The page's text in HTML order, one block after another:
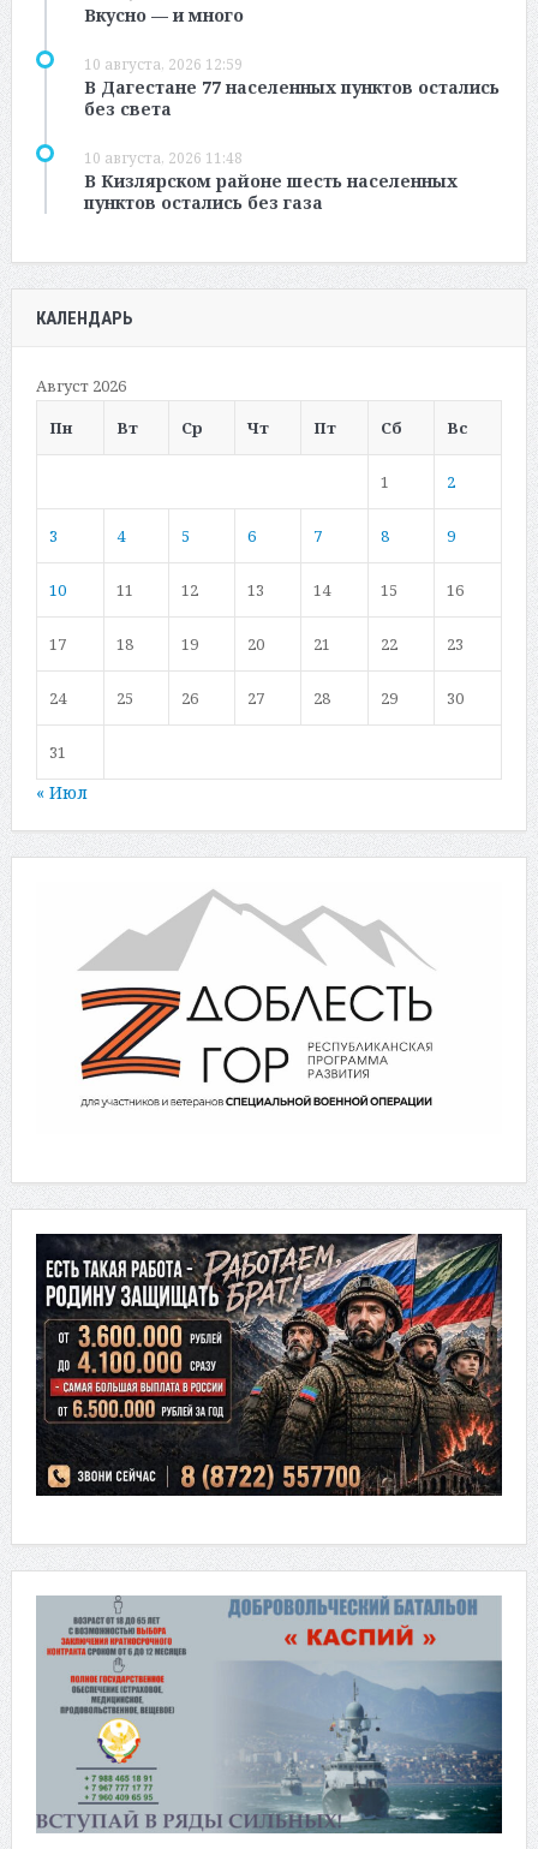
Вкусно — и много
10 августа, 2026 12:59
В Дагестане 77 населенных пунктов остались
без света
10 августа, 2026 11:48
В Кизлярском районе шесть населенных
пунктов остались без газа
КАЛЕНДАРЬ
Август 2026
Пн
Вт Ср Чт Пт Сб Вс
1 2
3 4 5 6 7 8 9
10 11 12 13 14 15 16
17 18 19 20 21 22 23
24 25 26 27 28 29 30
31
« Июл